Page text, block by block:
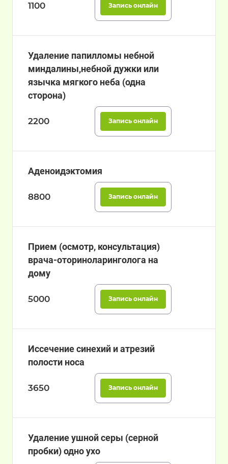
1100 Запись онлайн
Удаление папилломы небной
миндалины,небной дужки или
язычка мягкого неба (одна
сторона)
2200 Запись онлайн
Аденоидэктомия
8800 Запись онлайн
Прием (осмотр, консультация)
врача-оториноларинголога на
дому
5000 Запись онлайн
Иссечение синехий и атрезий
полости носа
3650 Запись онлайн
Удаление ушной серы (серной
пробки) одно ухо